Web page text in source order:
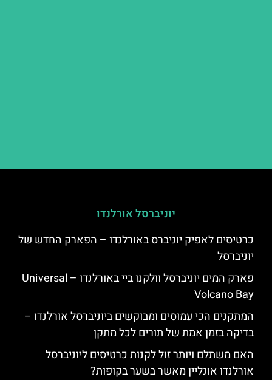
יוניברסל אורלנדו
כרטיסים לאפיק יוניברס באורלנדו – הפארק החדש של
יוניברסל
פארק המים יוניברסל וולקנו ביי באורלנדו – Universal
Volcano Bay
המתקנים הכי עמוסים ומבוקשים ביוניברסל אורלנדו –
בדיקה בזמן אמת של תורים לכל מתקן
האם משתלם ויותר זול לקנות כרטיסים ליוניברסל
אורלנדו אונליין מאשר בשער בקופות?